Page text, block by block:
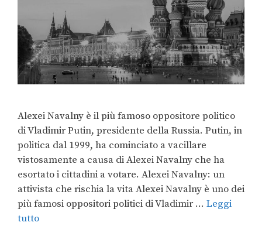
Alexei Navalny è il più famoso oppositore politico
di Vladimir Putin, presidente della Russia. Putin, in
politica dal 1999, ha cominciato a vacillare
vistosamente a causa di Alexei Navalny che ha
esortato i cittadini a votare. Alexei Navalny: un
attivista che rischia la vita Alexei Navalny è uno dei
più famosi oppositori politici di Vladimir … Leggi
tutto